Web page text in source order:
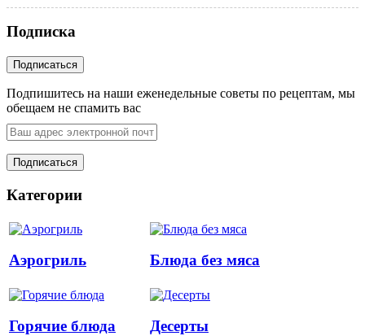
Подписка
Подпишитесь на наши еженедельные советы по рецептам, мы
обещаем не спамить вас
Категории
Аэрогриль Блюда без мяса
Горячие блюда Десерты